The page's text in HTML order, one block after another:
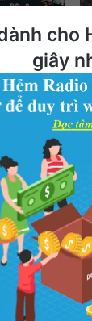
Đàm Hà
|
Đàm Hà
cho
giây